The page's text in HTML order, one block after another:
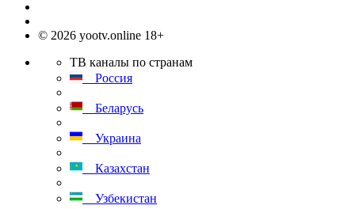
© 2026 yootv.online 18+
ТВ каналы по странам
Россия
Беларусь
Украина
Казахстан
Узбекистан